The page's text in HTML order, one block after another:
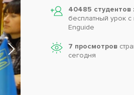
40485 студентов
бесплатный урок
Enguide
7 просмотров
сегодня